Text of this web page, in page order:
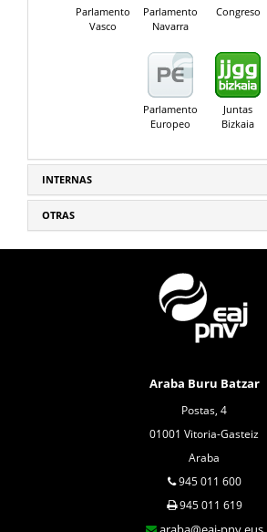
Parlamento
Vasco
Parlamento
Navarra
Congreso
Parlamento
Europeo
Juntas
Bizkaia
INTERNAS
OTRAS
Araba Buru Batzar
Postas, 4
01001 Vitoria-Gasteiz
Araba
945 011 600
945 011 619